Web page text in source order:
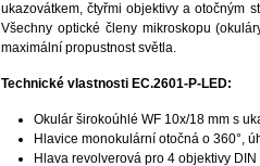
ukazovátkem, čtyřmi objektivy a otočným
Všechny optické členy mikroskopu
maximální propustnost světla.
Technické vlastnosti EC.2601-P-LED:
Okulár širokoúhlé WF 10x/18 mm s
Hlavice monokulární otočná o 360°,
Hlava revolverová pro 4 objektivy DIN